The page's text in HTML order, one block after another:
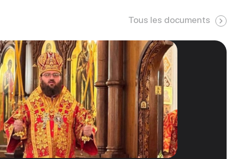
Tous les documents